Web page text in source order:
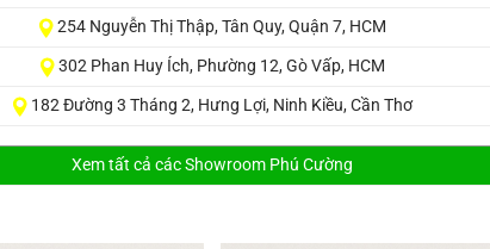
254 Nguyễn Thị Thập, Tân Quy, Quận 7, HCM
302 Phan Huy Ích, Phường 12, Gò Vấp, HCM
182 Đường 3 Tháng 2, Hưng Lợi, Ninh Kiều, Cần Thơ
Xem tất cả các Showroom Phú Cường